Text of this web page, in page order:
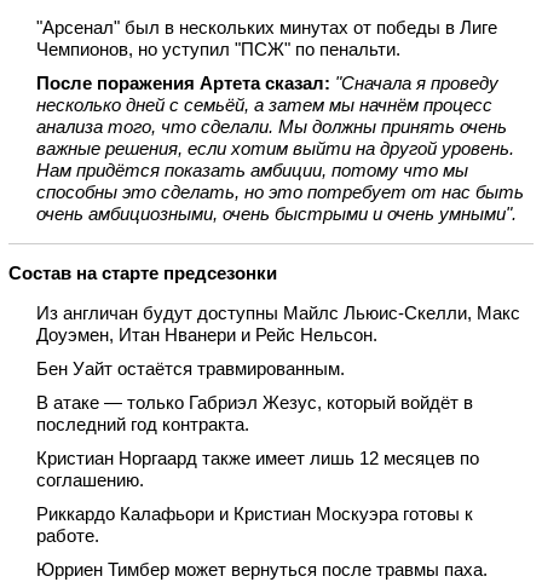
"Арсенал" был в нескольких минутах от победы в Лиге
Чемпионов, но уступил "ПСЖ" по пенальти.
После поражения Артета сказал: "Сначала я проведу
несколько дней с семьёй, а затем мы начнём процесс
анализа того, что сделали. Мы должны принять очень
важные решения, если хотим выйти на другой уровень.
Нам придётся показать амбиции, потому что мы
способны это сделать, но это потребует от нас быть
очень амбициозными, очень быстрыми и очень умными".
Состав на старте предсезонки
Из англичан будут доступны Майлс Льюис‑Скелли, Макс
Доуэмен, Итан Нванери и Рейс Нельсон.
Бен Уайт остаётся травмированным.
В атаке — только Габриэл Жезус, который войдёт в
последний год контракта.
Кристиан Норгаард также имеет лишь 12 месяцев по
соглашению.
Риккардо Калафьори и Кристиан Москуэра готовы к
работе.
Юрриен Тимбер может вернуться после травмы паха.